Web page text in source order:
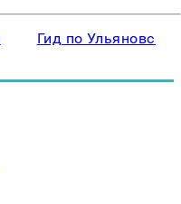
Гид по Ульяновску